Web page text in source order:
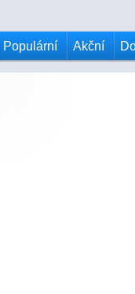
Populární Akční